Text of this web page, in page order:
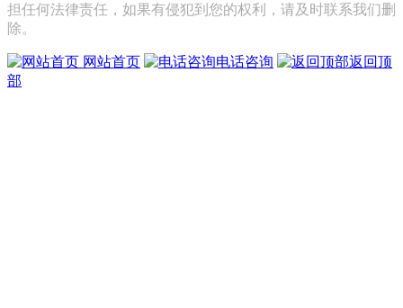
担任何法律责任，如果有侵犯到您的权利，请及时联系我们删
除。
网站首页 电话咨询
返回顶
部